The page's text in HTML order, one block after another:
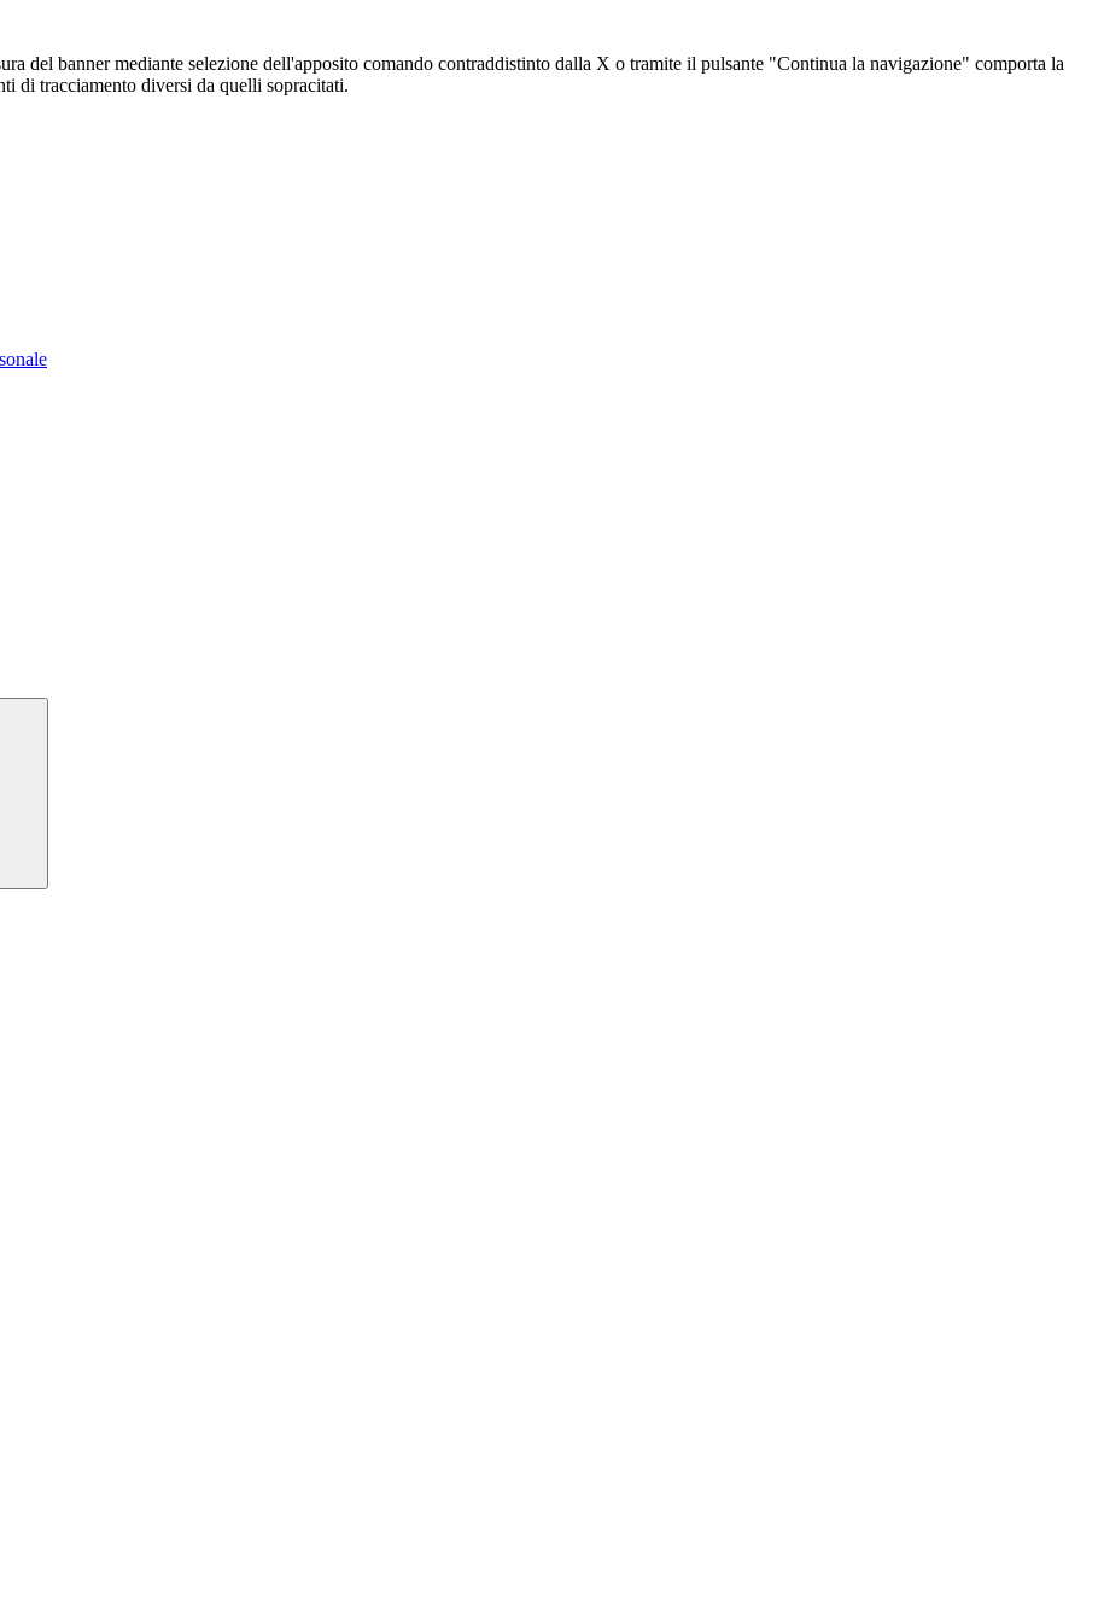
del banner mediante selezione dell'apposito comando contraddistinto dalla X o tramite il pulsante "Continua la navigazione" comporta la
di tracciamento diversi da quelli sopracitati.